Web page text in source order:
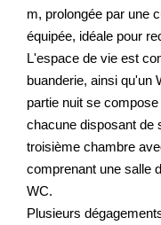
m, prolongée par une
équipée, idéale pour
L'espace de vie est
buanderie, ainsi qu'un
partie nuit se
chacune disposant de
troisième chambre
comprenant une salle
WC.
Plusieurs